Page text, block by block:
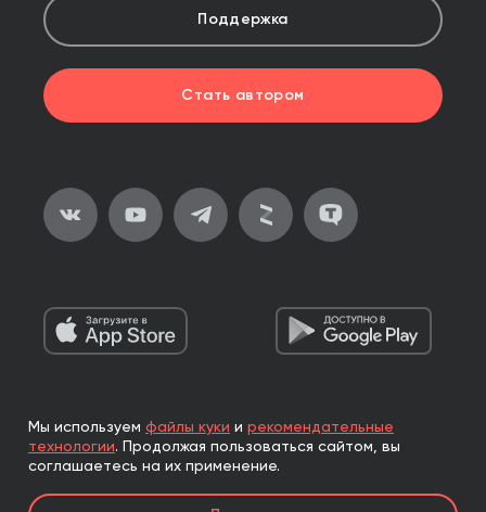
Поддержка
Стать автором
2026, ООО «Альпина Паблишер»
Все права защищены
Книги реализуются ООО «Альпина Паблишер»
Мы используем файлы куки и рекомендательные
технологии. Продолжая пользоваться сайтом, вы
соглашаетесь на их применение.